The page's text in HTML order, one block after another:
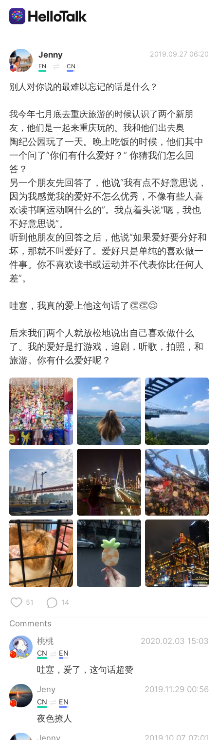
Language Exchange App
AI Grammar Checker
简体中文 繁體中文
Español
Français Deutsch
日本語
Русский ไทย
Indonesia Italiano
Jenny
EN CN
2019.09.27 06:20
别人对你说的最难以忘记的话是什么？
我今年七月底去重庆旅游的时候认识了两个新朋
友，他们是一起来重庆玩的。我和他们出去奥
陶纪公园玩了一天。晚上吃饭的时候，他们其中
一个问了“你们有什么爱好？” 你猜我们怎么回
答？
另一个朋友先回答了，他说“我有点不好意思说，
因为我感觉我的爱好不怎么优秀，不像有些人喜
欢读书啊运动啊什么的”。我点着头说“嗯，我也
不好意思说”。
听到他朋友的回答之后，他说“如果爱好要分好和
坏，那就不叫爱好了。爱好只是单纯的喜欢做一
件事。你不喜欢读书或运动并不代表你比任何人
差”。
哇塞，我真的爱上他这句话了👏👏😌
后来我们两个人就放松地说出自己喜欢做什么
了。我的爱好是打游戏，追剧，听歌，拍照，和
旅游。你有什么爱好呢？
51 14
Comments
桃桃
2020.02.03 15:03
CN EN
哇塞，爱了，这句话超赞
Jeny 2019.11.29 00:56
CN EN
夜色撩人
Jenny 2019.10.07 07:01